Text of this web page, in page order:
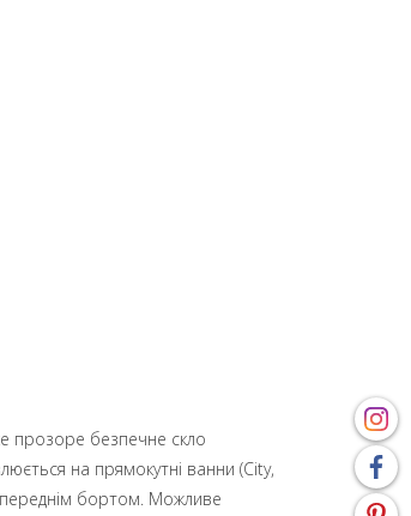
прозоре безпечне скло
на прямокутні ванни (City,
переднім бортом. Можливе